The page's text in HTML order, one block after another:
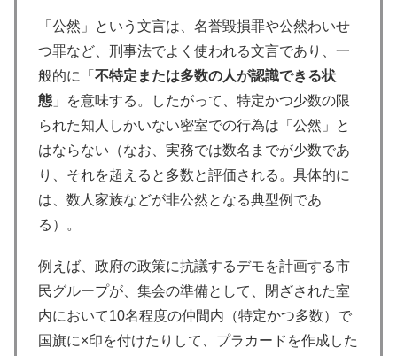
「公然」という文言は、名誉毀損罪や公然わいせ
つ罪など、刑事法でよく使われる文言であり、一
般的に「 不特定または多数の人が認識できる状
態 」を意味する。したがって、特定かつ少数の限
られた知人しかいない密室での行為は「公然」と
はならない（なお、実務では数名までが少数であ
り、それを超えると多数と評価される。具体的に
は、数人家族などが非公然となる典型例であ
る）。
例えば、政府の政策に抗議するデモを計画する市
民グループが、集会の準備として、閉ざされた室
内において10名程度の仲間内（特定かつ多数）で
国旗に×印を付けたりして、プラカードを作成した